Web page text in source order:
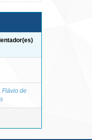
Flávio de